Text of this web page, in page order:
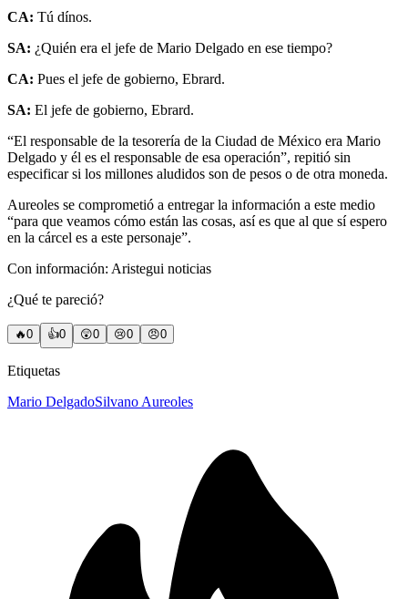
CA: Tú dínos.
SA: ¿Quién era el jefe de Mario Delgado en ese tiempo?
CA: Pues el jefe de gobierno, Ebrard.
SA: El jefe de gobierno, Ebrard.
“El responsable de la tesorería de la Ciudad de México era Mario
Delgado y él es el responsable de esa operación”, repitió sin
especificar si los millones aludidos son de pesos o de otra moneda.
Aureoles se comprometió a entregar la información a este medio
“para que veamos cómo están las cosas, así es que al que sí espero
en la cárcel es a este personaje”.
Con información: Aristegui noticias
¿Qué te pareció?
🔥0 👍0 😲0 😢0 😠0
Etiquetas
Mario DelgadoSilvano Aureoles